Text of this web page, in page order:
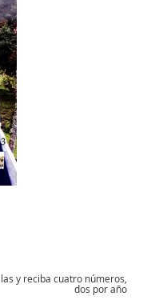
y reciba cuatro números,
dos por año